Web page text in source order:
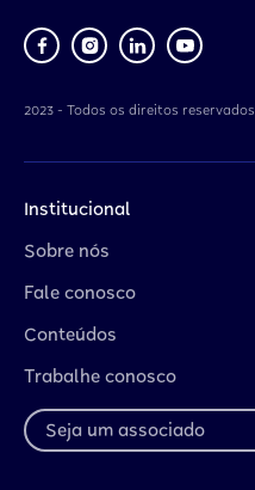
2023 - Todos os direitos reservados
Institucional
Sobre nós
Fale conosco
Conteúdos
Trabalhe conosco
Seja um associado